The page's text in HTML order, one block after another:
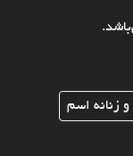
زنانه اسم